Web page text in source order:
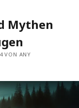
Mythen
VON ANY